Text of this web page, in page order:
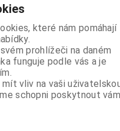
které nám pomáhají
prohlížeči na daném
funguje podle vás a je
vliv na vaši
schopni poskytnout vám